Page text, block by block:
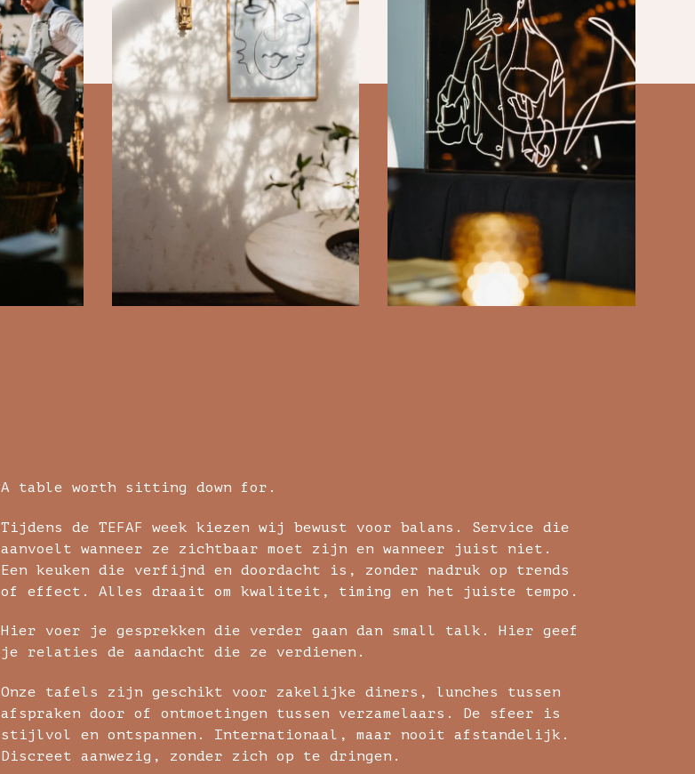
A table worth sitting down for.
Tijdens de TEFAF week kiezen wij bewust voor balans. Service die
aanvoelt wanneer ze zichtbaar moet zijn en wanneer juist niet.
Een keuken die verfijnd en doordacht is, zonder nadruk op trends
of effect. Alles draait om kwaliteit, timing en het juiste tempo.
Hier voer je gesprekken die verder gaan dan small talk. Hier geef
je relaties de aandacht die ze verdienen.
Onze tafels zijn geschikt voor zakelijke diners, lunches tussen
afspraken door of ontmoetingen tussen verzamelaars. De sfeer is
stijlvol en ontspannen. Internationaal, maar nooit afstandelijk.
Discreet aanwezig, zonder zich op te dringen.